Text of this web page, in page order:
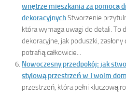
wnętrze mieszkania za pomocą
dekoracyjnychStworzenie
która wymaga uwagi do detali. To
dekoracyjne, jak poduszki,
potrafią całkowicie...
Nowoczesny przedpokój: jak
stylową przestrzeń w Twoim
przestrzeń, która pełni kluczową